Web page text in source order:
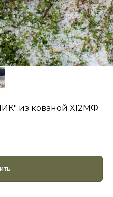
из кованой Х12МФ